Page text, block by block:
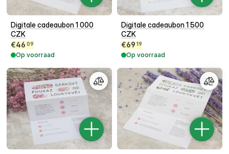
Digitale cadeaubon 1 000
CZK
€46 09
Op voorraad
Digitale cadeaubon 1 500
CZK
€69 19
Op voorraad